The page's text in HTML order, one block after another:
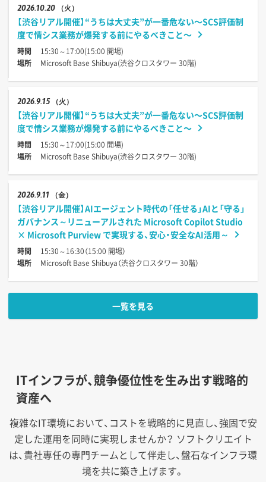
202610.20 （火）
【渋谷リアル開催】“うちは大丈夫”が一番危ない〜SCS評価制
度で情シス業務が爆発する前にやるべきこと〜
時間
15:30～17:00(15:00 開場)
場所
Microsoft Base Shibuya(渋谷クロスタワー 30階)
20269.15 （火）
【渋谷リアル開催】“うちは大丈夫”が一番危ない〜SCS評価制
度で情シス業務が爆発する前にやるべきこと〜
時間
15:30～17:00(15:00 開場)
場所
Microsoft Base Shibuya(渋谷クロスタワー 30階)
20269.11 （金）
【渋谷リアル開催】AIエージェント時代の「任せる」AIと「守る」
ガバナンス～リニューアルされた Microsoft Copilot Studio
× Microsoft Purview で実現する、安心・安全なAI活用～
時間
15:30～16:30（15:00 開場）
場所
Microsoft Base Shibuya（渋谷クロスタワー 30階）
一覧を見る
ITインフラが、競争優位性を生み出す戦略的
資産へ
複雑なIT環境において、コストを戦略的に見直し、強固で安
定した運用を同時に実現しませんか？ ソフトクリエイト
は、貴社専任の専門チームとして伴走し、盤石なインフラ環
境を共に築き上げます。